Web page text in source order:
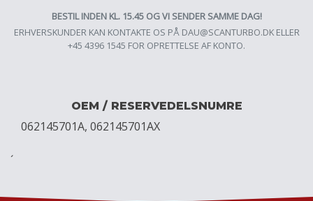
BESTIL INDEN KL. 15.45 OG VI SENDER SAMME DAG!
ERHVERSKUNDER KAN KONTAKTE OS PÅ DAU@SCANTURBO.DKELLER
+45 4396 1545 FOR OPRETTELSE AF KONTO.
OEM / RESERVEDELSNUMRE
062145701A, 062145701AX
´